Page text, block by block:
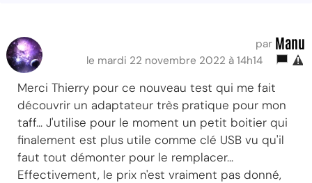
par Manu
le mardi 22 novembre 2022 à 14h14
Merci Thierry pour ce nouveau test qui me fait
découvrir un adaptateur très pratique pour mon
taff... J'utilise pour le moment un petit boitier qui
finalement est plus utile comme clé USB vu qu'il
faut tout démonter pour le remplacer...
Effectivement, le prix n'est vraiment pas donné,